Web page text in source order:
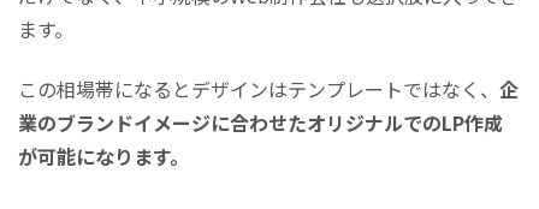
ます。
この相場帯になるとデザインはテンプレートではなく、 企
業のブランドイメージに合わせたオリジナルでのLP作成
が可能になります。